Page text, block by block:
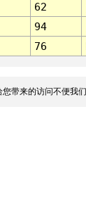
62
94
76
带来的访问不便我